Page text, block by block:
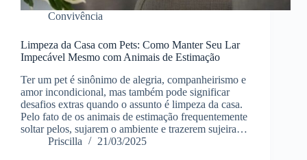
Convivência
Limpeza da Casa com Pets: Como Manter Seu Lar
Impecável Mesmo com Animais de Estimação
Ter um pet é sinônimo de alegria, companheirismo e
amor incondicional, mas também pode significar
desafios extras quando o assunto é limpeza da casa.
Pelo fato de os animais de estimação frequentemente
soltar pelos, sujarem o ambiente e trazerem sujeira…
Priscilla
21/03/2025